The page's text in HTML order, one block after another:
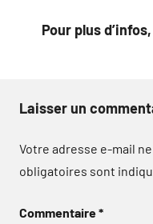
Pour plus
Laisser un
Votre adresse e-mail
obligatoires sont
Commentaire*